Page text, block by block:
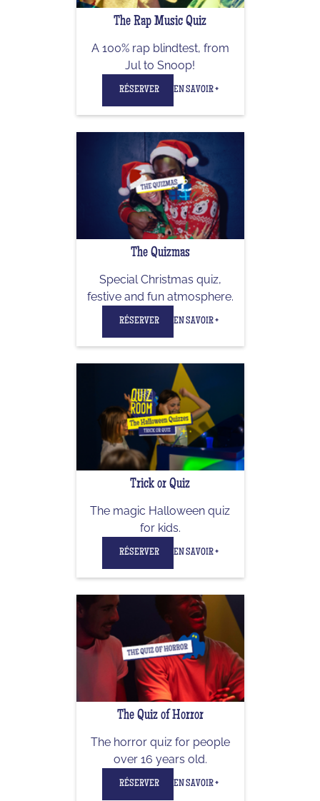
The Rap Music Quiz
A 100% rap blindtest, from
Jul to Snoop!
RÉSERVER EN SAVOIR +
The Quizmas
Special Christmas quiz,
festive and fun atmosphere.
RÉSERVER EN SAVOIR +
Trick or Quiz
The magic Halloween quiz
for kids.
RÉSERVER EN SAVOIR +
The Quiz of Horror
The horror quiz for people
over 16 years old.
RÉSERVER EN SAVOIR +